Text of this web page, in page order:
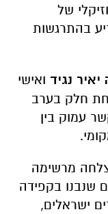
של
בהתרגשות
יאיר נגיד ואישי
חלק בערב
עמוק בין
מרשימה
שנבנו בקפידה
ישראלים,